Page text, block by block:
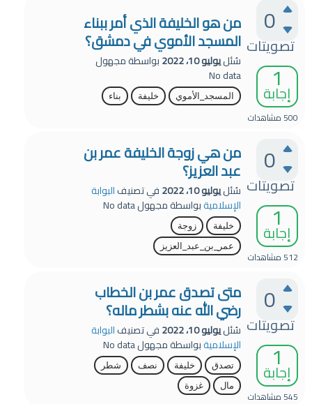
0
تصويتات
1
إجابة
500مشاهدات
من هو الخليفة الذي أمر ببناء
المسجد الأموي في دمشق؟
سُئليوليو 10، 2022 بواسطةمجهول
No data
المسجد_الأموي خليفة بناء
0
تصويتات
1
إجابة
512مشاهدات
من هي زوجة الخليفة عمر بن
عبد العزيز؟
سُئليوليو 10، 2022 في تصنيفالبوابة
الإسلاميةبواسطةمجهولNo data
خليفة
زوجة
عمر_بن_عبد_العزيز
0
تصويتات
1
إجابة
545مشاهدات
متى تصدق عمر بن الخطاب
رضي الله عنه بشطر ماله؟
سُئليوليو 10، 2022 في تصنيفالبوابة
الإسلاميةبواسطةمجهولNo data
تصدق خليفة نصف
شطر
مال
غزوة